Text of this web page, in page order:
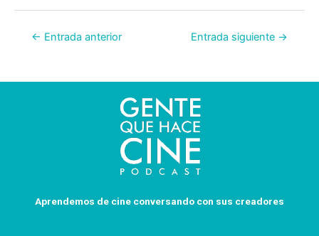
← Entrada anterior Entrada siguiente →
Aprendemos de cine conversando con sus creadores